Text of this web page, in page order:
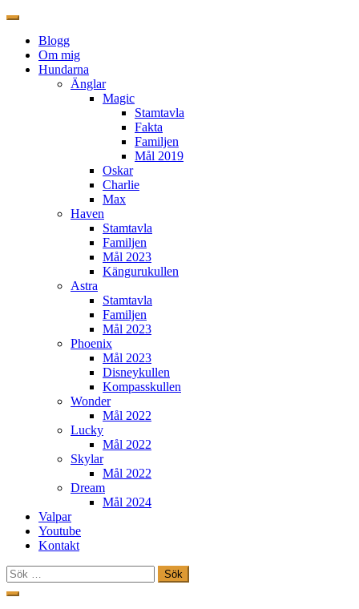
Blogg
Om mig
Hundarna
Änglar
Magic
Stamtavla
Fakta
Familjen
Mål 2019
Oskar
Charlie
Max
Haven
Stamtavla
Familjen
Mål 2023
Kängurukullen
Astra
Stamtavla
Familjen
Mål 2023
Phoenix
Mål 2023
Disneykullen
Kompasskullen
Wonder
Mål 2022
Lucky
Mål 2022
Skylar
Mål 2022
Dream
Mål 2024
Valpar
Youtube
Kontakt
Sök
efter:
Hoppa